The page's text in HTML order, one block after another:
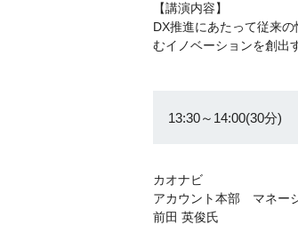
【講演内容】
DX推進にあたって従来
むイノベーションを創出
13:30～14:00(30分)
カオナビ
アカウント本部 マネー
前田 英俊氏